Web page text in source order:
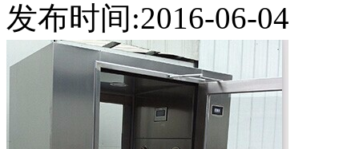
发布时间:2016-06-04